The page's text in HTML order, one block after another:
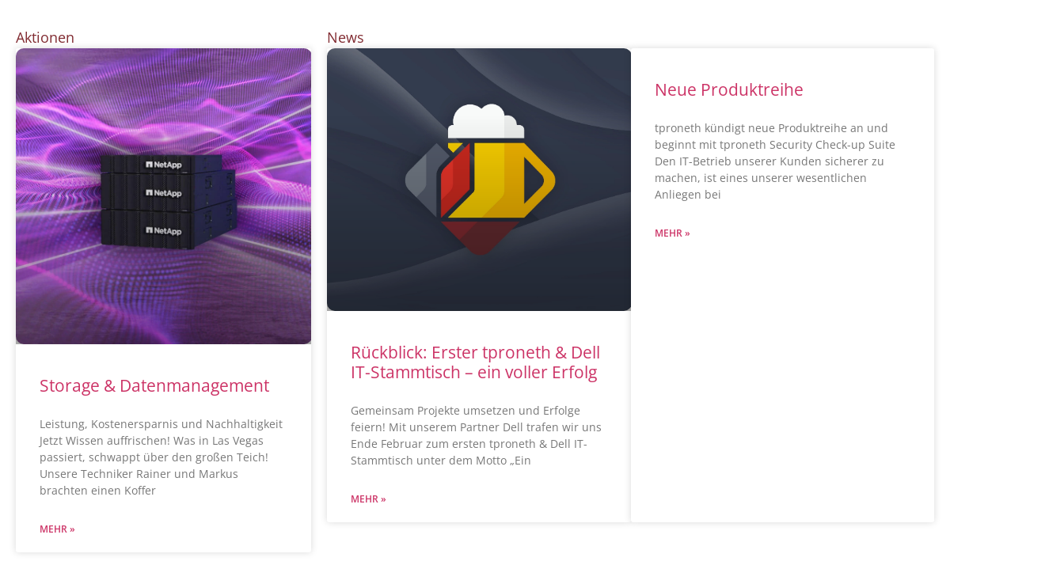
Aktionen
Storage & Datenmanagement
Leistung, Kostenersparnis und Nachhaltigkeit
Jetzt Wissen auffrischen! Was in Las Vegas
passiert, schwappt über den großen Teich!
Unsere Techniker Rainer und Markus
brachten einen Koffer
MEHR »
News
Rückblick: Erster tproneth & Dell
IT-Stammtisch – ein voller Erfolg
Gemeinsam Projekte umsetzen und Erfolge
feiern! Mit unserem Partner Dell trafen wir uns
Ende Februar zum ersten tproneth & Dell IT-
Stammtisch unter dem Motto „Ein
MEHR »
Neue Produktreihe
tproneth kündigt neue Produktreihe an und
beginnt mit tproneth Security Check-up Suite
Den IT-Betrieb unserer Kunden sicherer zu
machen, ist eines unserer wesentlichen
Anliegen bei
MEHR »